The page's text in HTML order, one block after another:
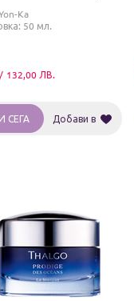
Ka
50 мл.
/ 132,00 ЛВ.
СЕГА Добави в